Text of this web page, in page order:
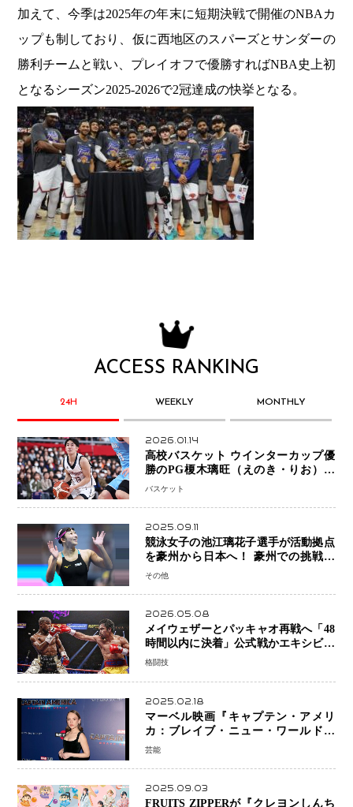
加えて、今季は2025年の年末に短期決戦で開催のNBAカ
ップも制しており、仮に西地区のスパーズとサンダーの
勝利チームと戦い、プレイオフで優勝すればNBA史上初
となるシーズン2025-2026で2冠達成の快挙となる。
ACCESS RANKING
24H WEEKLY MONTHLY
2026.01.14
高校バスケット ウインターカップ優
勝のPG榎木璃旺（えのき・りお）が
プロの現場へ―。
バスケット
2025.09.11
競泳女子の池江璃花子選手が活動拠点
を豪州から日本へ！ 豪州での挑戦を
糧に、28年ロサンゼルス五輪へ再始動
その他
2026.05.08
メイウェザーとパッキャオ再戦へ「48
時間以内に決着」公式戦かエキシビシ
ョンか混迷続く
格闘技
2025.02.18
マーベル映画『キャプテン・アメリ
カ：ブレイブ・ニュー・ワールド』
新ブラック・ウィドウ役のシラ・ハー
芸能
2025.09.03
FRUITS ZIPPERが『クレヨンしんち